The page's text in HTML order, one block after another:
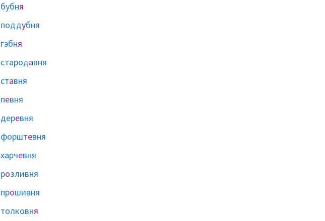
бубня
поддубня
гэбня
стародавня
ставня
певня
деревня
форштевня
харчевня
розливня
прошивня
толковня